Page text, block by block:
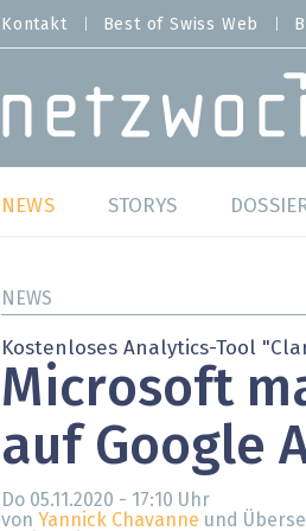
Kontakt Best of Swiss Web
MAIN NAVIGATION
NEWS
Studien
Meinungen
Hands-on
STORYS
Best
SAP
NEWS
Kostenloses Analytics-Tool
Microsoft
auf Google
Do 05.11.2020 - 17:10 Uhr
von Yannick Chavanne und